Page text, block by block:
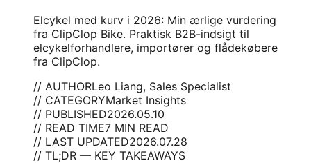
Elcykel med kurv i 2026: Min ærlige vurdering
fra ClipClop Bike. Praktisk B2B-indsigt til
elcykelforhandlere, importører og flådekøbere
fra ClipClop.
// AUTHORLeo Liang, Sales Specialist
// CATEGORYMarket Insights
// PUBLISHED2026.05.10
// READ TIME7 MIN READ
// LAST UPDATED2026.07.28
// TL;DR — KEY TAKEAWAYS